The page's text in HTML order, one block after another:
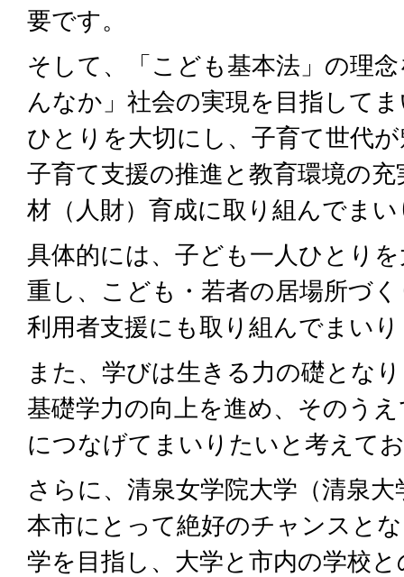
要です。
そして、「こども基本法」の理
んなか」社会の実現を目指して
ひとりを大切にし、子育て世代
子育て支援の推進と教育環境の
材（人財）育成に取り組んでま
具体的には、子ども一人ひとり
重し、こども・若者の居場所づ
利用者支援にも取り組んでまい
また、学びは生きる力の礎とな
基礎学力の向上を進め、そのう
につなげてまいりたいと考えて
さらに、清泉女学院大学（清泉
本市にとって絶好のチャンスと
学を目指し、大学と市内の学校